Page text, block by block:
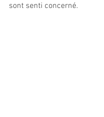
sont senti concerné.